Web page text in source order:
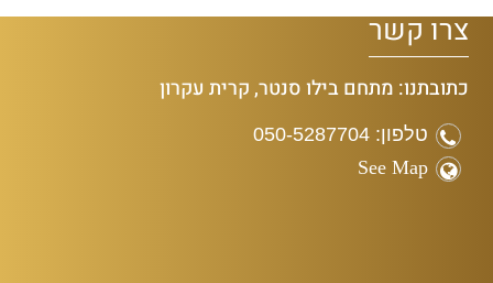
צרו קשר
כתובתנו: מתחם בילו סנטר, קרית עקרון
טלפון: 050-5287704
See Map